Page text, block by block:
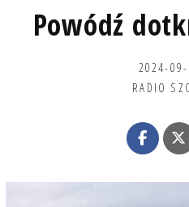
Powódź
2024-
RADIO